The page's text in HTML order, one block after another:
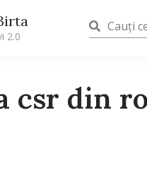
2.0
csr din